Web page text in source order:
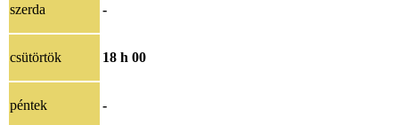
szerda -
csütörtök 18 h 00
péntek -